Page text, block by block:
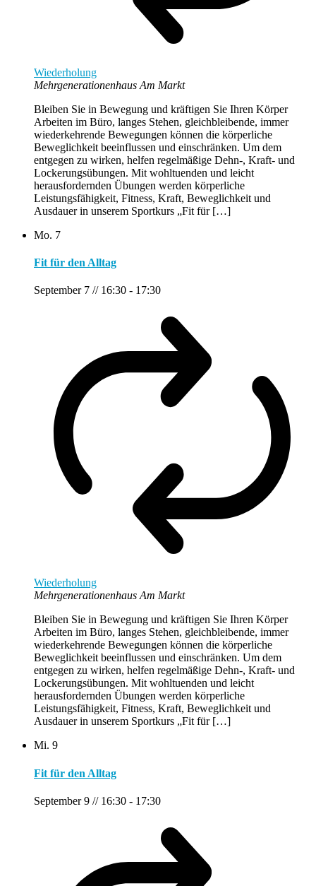
Wiederholung
Mehrgenerationenhaus Am Markt
Bleiben Sie in Bewegung und kräftigen Sie Ihren Körper
Arbeiten im Büro, langes Stehen, gleichbleibende, immer
wiederkehrende Bewegungen können die körperliche
Beweglichkeit beeinflussen und einschränken. Um dem
entgegen zu wirken, helfen regelmäßige Dehn-, Kraft- und
Lockerungsübungen. Mit wohltuenden und leicht
herausfordernden Übungen werden körperliche
Leistungsfähigkeit, Fitness, Kraft, Beweglichkeit und
Ausdauer in unserem Sportkurs „Fit für […]
Mo. 7
Fit für den Alltag
September 7 // 16:30 - 17:30
Wiederholung
Mehrgenerationenhaus Am Markt
Bleiben Sie in Bewegung und kräftigen Sie Ihren Körper
Arbeiten im Büro, langes Stehen, gleichbleibende, immer
wiederkehrende Bewegungen können die körperliche
Beweglichkeit beeinflussen und einschränken. Um dem
entgegen zu wirken, helfen regelmäßige Dehn-, Kraft- und
Lockerungsübungen. Mit wohltuenden und leicht
herausfordernden Übungen werden körperliche
Leistungsfähigkeit, Fitness, Kraft, Beweglichkeit und
Ausdauer in unserem Sportkurs „Fit für […]
Mi. 9
Fit für den Alltag
September 9 // 16:30 - 17:30